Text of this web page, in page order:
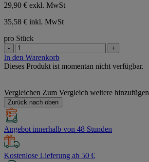
29,90 € exkl. MwSt
35,58 € inkl. MwSt
pro Stück
- +
In den Warenkorb
Dieses Produkt ist momentan nicht verfügbar.
Vergleichen Zum Vergleich weitere hinzufügen
Zurück nach oben
Angebot innerhalb von 48 Stunden
Kostenlose Lieferung ab 50 €